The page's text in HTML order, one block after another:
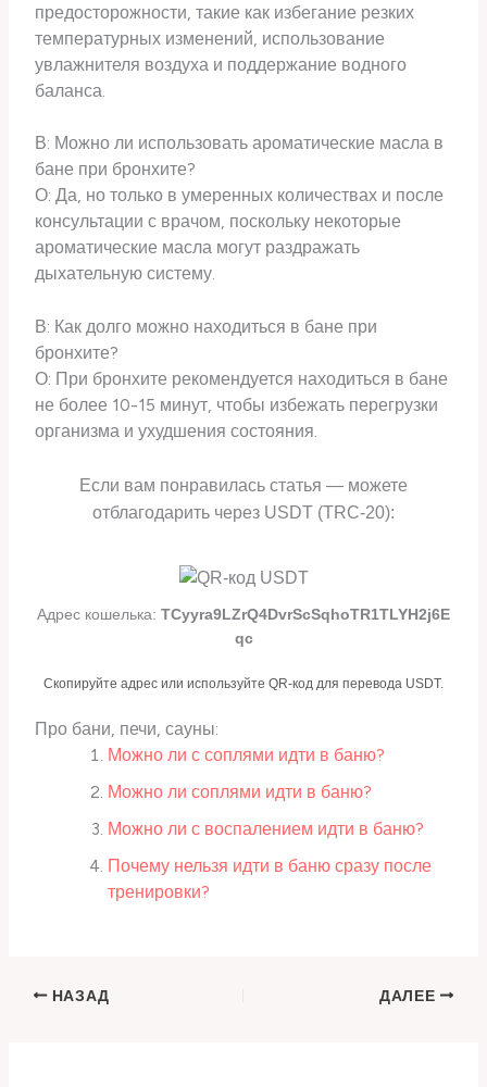
предосторожности, такие как избегание резких
температурных изменений, использование
увлажнителя воздуха и поддержание водного
баланса.
В: Можно ли использовать ароматические масла в
бане при бронхите?
О: Да, но только в умеренных количествах и после
консультации с врачом, поскольку некоторые
ароматические масла могут раздражать
дыхательную систему.
В: Как долго можно находиться в бане при
бронхите?
О: При бронхите рекомендуется находиться в бане
не более 10-15 минут, чтобы избежать перегрузки
организма и ухудшения состояния.
Если вам понравилась статья — можете
отблагодарить через USDT (TRC-20):
Адрес кошелька: TCyyra9LZrQ4DvrScSqhoTR1TLYH2j6E
qc
Скопируйте адрес или используйте QR-код для перевода USDT.
Про бани, печи, сауны:
Можно ли с соплями идти в баню?
Можно ли соплями идти в баню?
Можно ли с воспалением идти в баню?
Почему нельзя идти в баню сразу после
тренировки?
НАЗАД ДАЛЕЕ